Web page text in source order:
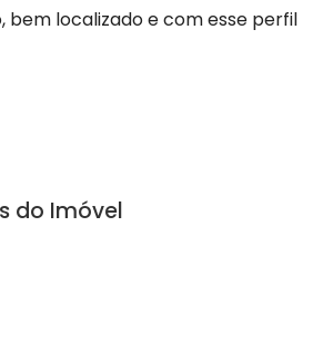
bem localizado e com esse perfil
do Imóvel